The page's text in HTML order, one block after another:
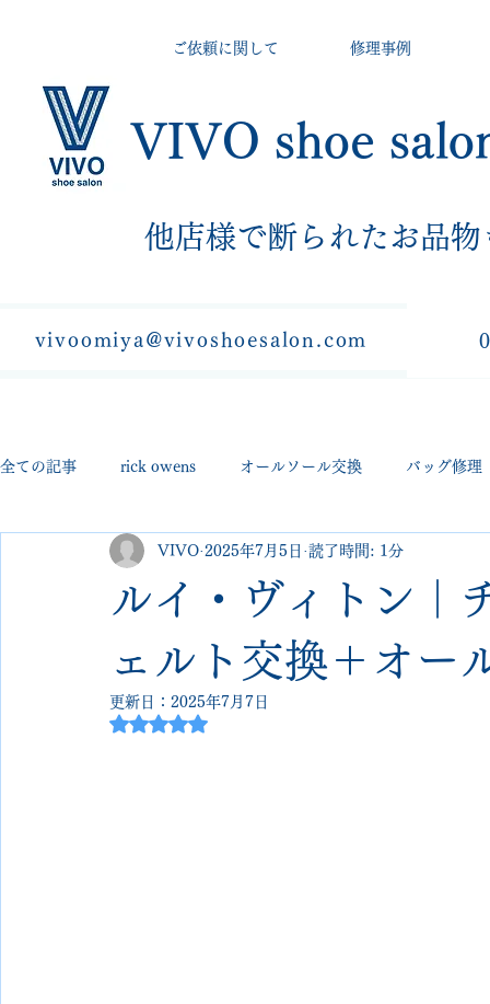
VIVO shoe
他店様で断られたお品物
ご依頼に関して 修理事例
vivoomiya@vivoshoesalon.com
全ての記事 rick owens オールソール交換 バッグ修理
george cleverley Christian louboutin allen edmonds
jimmy choo クリーニング•撥水コーテ
edward green
ルイ・ヴィトン｜
ェルト交換＋オー
VIVO 2025年7月5日 読了時間: 1分
更新日： 2025年7月7日
5つ星のうちNaNと評価されています。